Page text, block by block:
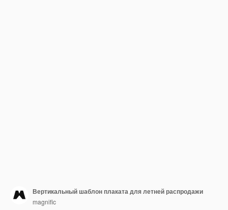
Вертикальный шаблон плаката для летней распродажи
magnific